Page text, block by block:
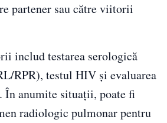
partener sau către viitorii
includ testarea serologică
RPR), testul HIV și evaluarea
În anumite situații, poate fi
radiologic pulmonar pentru